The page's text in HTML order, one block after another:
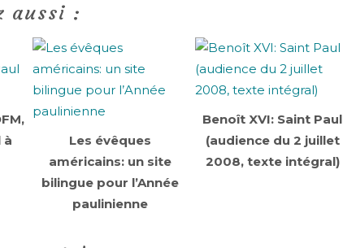
aussi :
à
Les évêques
américains: un site
bilingue pour l’Année
paulinienne
Benoît XVI: Saint Paul
(audience du 2 juillet
2008, texte intégral)